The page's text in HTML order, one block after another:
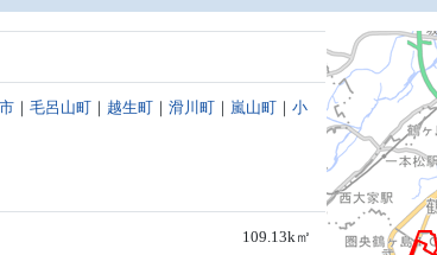
｜毛呂山町 ｜ 越生町 ｜滑川町 ｜ 嵐山町 ｜小
109.13k㎡